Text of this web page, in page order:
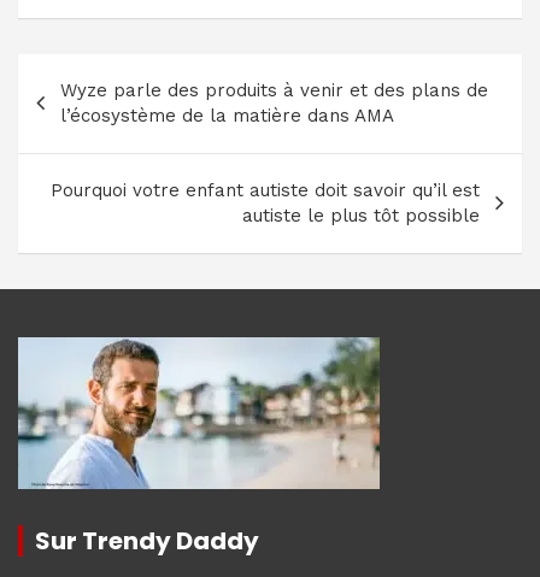
de
l’article
Wyze parle des produits à venir et des plans de
l’écosystème de la matière dans AMA
Pourquoi votre enfant autiste doit savoir qu’il est
autiste le plus tôt possible
Sur Trendy Daddy